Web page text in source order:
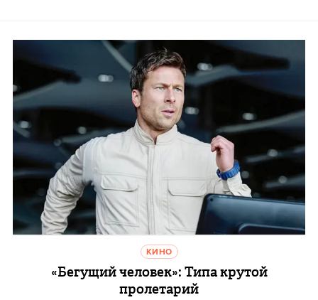
КИНО
«Бегущий человек»: Типа крутой
пролетарий